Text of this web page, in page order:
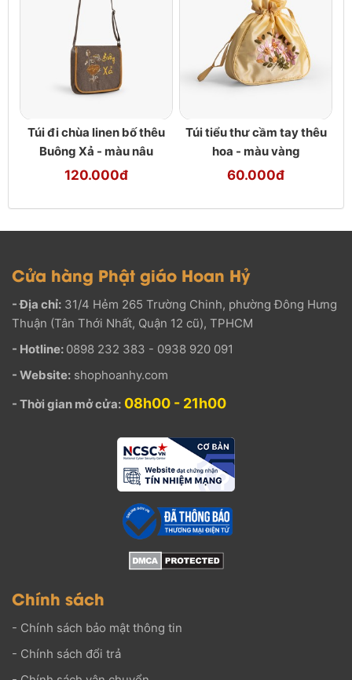
Túi đi chùa linen bố thêu
Buông Xả - màu nâu
120.000đ
Túi tiểu thư cầm tay thêu
hoa - màu vàng
60.000đ
Cửa hàng Phật giáo Hoan Hỷ
- Địa chỉ: 31/4 Hẻm 265 Trường Chinh, phường Đông Hưng
Thuận (Tân Thới Nhất, Quận 12 cũ), TPHCM
- Hotline: 0898 232 383 - 0938 920 091
- Website: shophoanhy.com
- Thời gian mở cửa: 08h00 - 21h00
Chính sách
- Chính sách bảo mật thông tin
- Chính sách đổi trả